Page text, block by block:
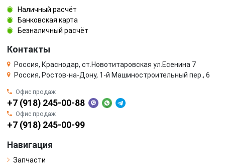
Наличный расчёт
Банковская карта
Безналичный расчёт
Контакты
Россия, Краснодар, ст.Новотитаровская ул.Есенина 7
Россия, Ростов-на-Дону, 1-й Машиностроительный пер., 6
Офис продаж
+7 (918) 245-00-88
Офис продаж
+7 (918) 245-00-99
Навигация
Запчасти